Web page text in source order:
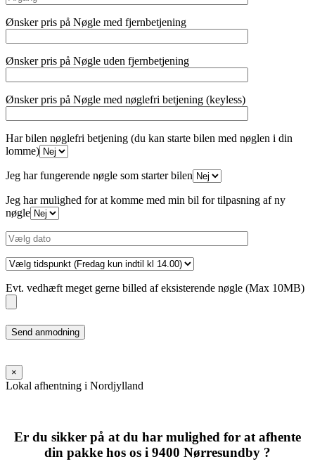
Ønsker pris på Nøgle med fjernbetjening
Ønsker pris på Nøgle uden fjernbetjening
Ønsker pris på Nøgle med nøglefri betjening (keyless)
Har bilen nøglefri betjening (du kan starte bilen med nøglen i din
lomme)
Jeg har fungerende nøgle som starter bilen
Jeg har mulighed for at komme med min bil for tilpasning af ny
nøgle
Evt. vedhæft meget gerne billed af eksisterende nøgle (Max 10MB)
Please
leave
field
empty.
×
Lokal afhentning i Nordjylland
Er du sikker på at du har mulighed for at afhente
din pakke hos os i 9400 Nørresundby ?